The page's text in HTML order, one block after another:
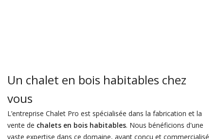
Un chalet en bois habitables chez
vous
L’entreprise Chalet Pro est spécialisée dans la fabrication et la
vente de chalets en bois habitables. Nous bénéficions d'une
vaste expertise dans ce domaine, ayant conçu et commercialisé